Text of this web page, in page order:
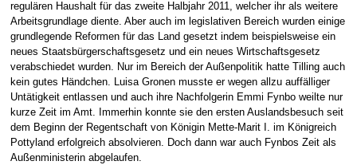
regulären Haushalt für das zweite Halbjahr 2011, welcher ihr als weitere
Arbeitsgrundlage diente. Aber auch im legislativen Bereich wurden einige
grundlegende Reformen für das Land gesetzt indem beispielsweise ein
neues Staatsbürgerschaftsgesetz und ein neues Wirtschaftsgesetz
verabschiedet wurden. Nur im Bereich der Außenpolitik hatte Tilling auch
kein gutes Händchen. Luisa Gronen musste er wegen allzu auffälliger
Untätigkeit entlassen und auch ihre Nachfolgerin Emmi Fynbo weilte nur
kurze Zeit im Amt. Immerhin konnte sie den ersten Auslandsbesuch seit
dem Beginn der Regentschaft von Königin Mette-Marit I. im Königreich
Pottyland erfolgreich absolvieren. Doch dann war auch Fynbos Zeit als
Außenministerin abgelaufen.